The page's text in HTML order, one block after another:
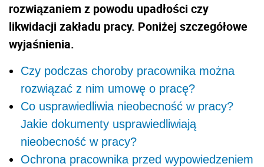
rozwiązaniem z powodu upadłości czy
likwidacji zakładu pracy. Poniżej szczegółowe
wyjaśnienia.
Czy podczas choroby pracownika można
rozwiązać z nim umowę o pracę?
Co usprawiedliwia nieobecność w pracy?
Jakie dokumenty usprawiedliwiają
nieobecność w pracy?
Ochrona pracownika przed wypowiedzeniem